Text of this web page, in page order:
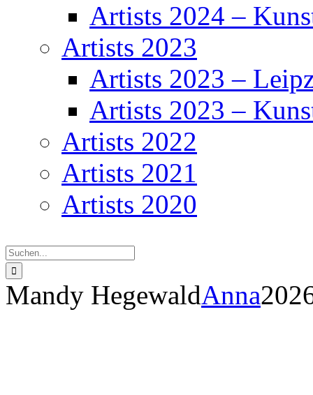
Artists 2024 –
Artists 2023
Artists 2023 –
Artists 2023 –
Artists 2022
Artists 2021
Artists 2020
nach:
Mandy HegewaldAnna